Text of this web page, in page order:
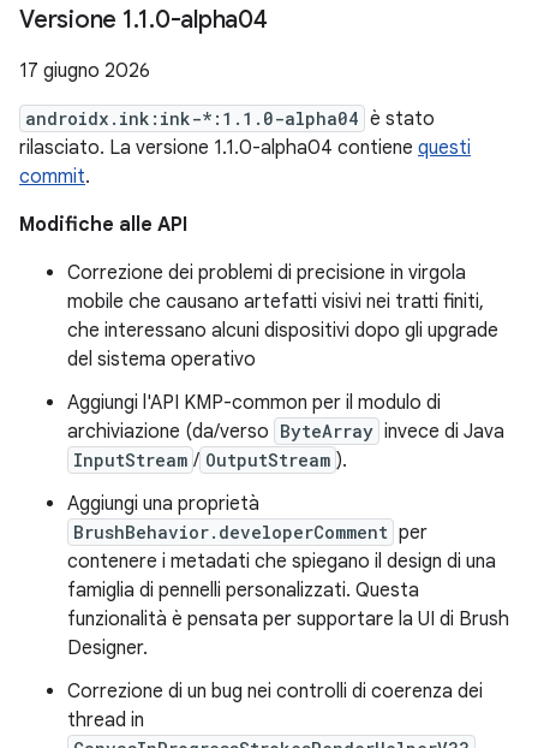
Versione 1.1.0-alpha04
17 giugno 2026
androidx.ink:ink-*:1.1.0-alpha04 è stato
rilasciato. La versione 1.1.0-alpha04 contiene questi
commit.
Modifiche alle API
Correzione dei problemi di precisione in virgola
mobile che causano artefatti visivi nei tratti finiti,
che interessano alcuni dispositivi dopo gli upgrade
del sistema operativo
Aggiungi l'API KMP-common per il modulo di
archiviazione (da/verso ByteArray invece di Java
InputStream / OutputStream ).
Aggiungi una proprietà
BrushBehavior.developerComment per
contenere i metadati che spiegano il design di una
famiglia di pennelli personalizzati. Questa
funzionalità è pensata per supportare la UI di Brush
Designer.
Correzione di un bug nei controlli di coerenza dei
thread in